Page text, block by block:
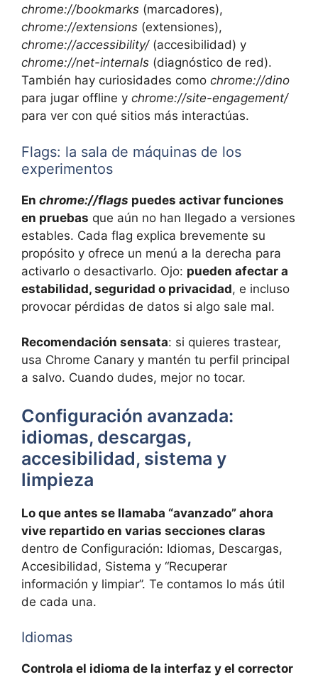
chrome://bookmarks (marcadores),
chrome://extensions (extensiones),
chrome://accessibility/(accesibilidad) y
chrome://net-internals (diagnóstico de red).
También hay curiosidades como chrome://dino
para jugar offline y chrome://site-engagement/
para ver con qué sitios más interactúas.
Flags: la sala de máquinas de los
experimentos
En chrome://flags puedes activar funciones
en pruebas que aún no han llegado a versiones
estables. Cada flag explica brevemente su
propósito y ofrece un menú a la derecha para
activarlo o desactivarlo. Ojo: pueden afectar a
estabilidad, seguridad o privacidad, e incluso
provocar pérdidas de datos si algo sale mal.
Recomendación sensata: si quieres trastear,
usa Chrome Canary y mantén tu perfil principal
a salvo. Cuando dudes, mejor no tocar.
Configuración avanzada:
idiomas, descargas,
accesibilidad, sistema y
limpieza
Lo que antes se llamaba “avanzado” ahora
vive repartido en varias secciones claras
dentro de Configuración: Idiomas, Descargas,
Accesibilidad, Sistema y “Recuperar
información y limpiar”. Te contamos lo más útil
de cada una.
Idiomas
Controla el idioma de la interfaz y el corrector